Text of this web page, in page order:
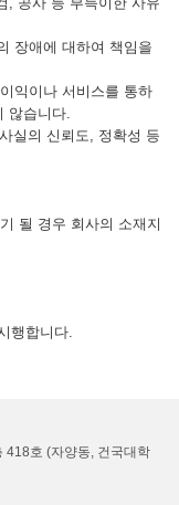
장애에 대하여 책임을
익이나 서비스를 통하
않습니다.
실의 신뢰도, 정확성 등
될 경우 회사의 소재지
행합니다.
418호 (자양동, 건국대학